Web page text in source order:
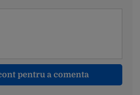
pentru a comenta